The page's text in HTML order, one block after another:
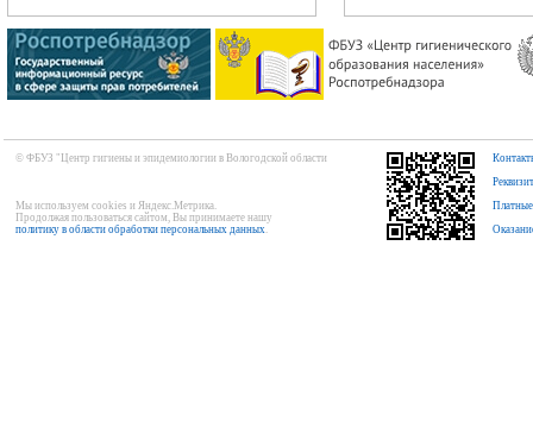
© ФБУЗ "Центр гигиены и эпидемиологии в Вологодской области
Мы используем cookies и Яндекс.Метрика.
Продолжая пользоваться сайтом, Вы принимаете нашу
политику в области обработки персональных данных.